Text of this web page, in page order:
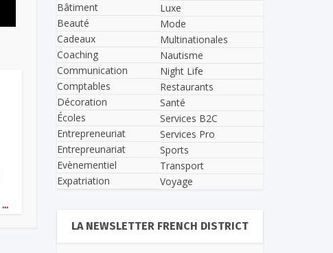
...
Bâtiment
Beauté
Cadeaux
Coaching
Communication
Comptables
Décoration
Écoles
Entrepreneuriat
Entrepreunariat
Evènementiel
Expatriation
Luxe
Mode
Multinationales
Nautisme
Night Life
Restaurants
Santé
Services B2C
Services Pro
Sports
Transport
Voyage
LA NEWSLETTER FRENCH DISTRICT